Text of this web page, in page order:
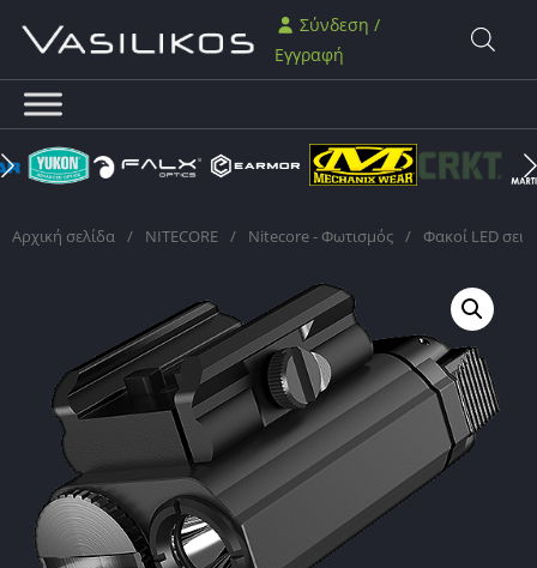
Σύνδεση /
Εγγραφή
Αρχική σελίδα / NITECORE / Nitecore - Φωτισμός / Φακοί LED